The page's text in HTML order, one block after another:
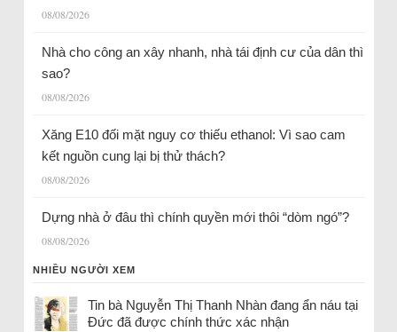
08/08/2026
Nhà cho công an xây nhanh, nhà tái định cư của dân thì
sao?
08/08/2026
Xăng E10 đối mặt nguy cơ thiếu ethanol: Vì sao cam
kết nguồn cung lại bị thử thách?
08/08/2026
Dựng nhà ở đâu thì chính quyền mới thôi “dòm ngó”?
08/08/2026
NHIỀU NGƯỜI XEM
Tin bà Nguyễn Thị Thanh Nhàn đang ẩn náu tại
Đức đã được chính thức xác nhận